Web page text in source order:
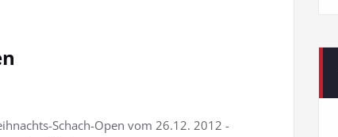
Schach-Open vom 26.12. 2012 -